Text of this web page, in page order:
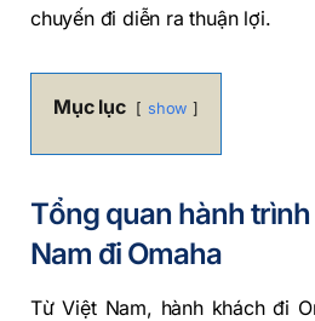
chuyến đi diễn ra thuận lợi.
Mục lục show
Tổng quan hành
Nam đi Omaha
Từ Việt Nam, hành khách đi